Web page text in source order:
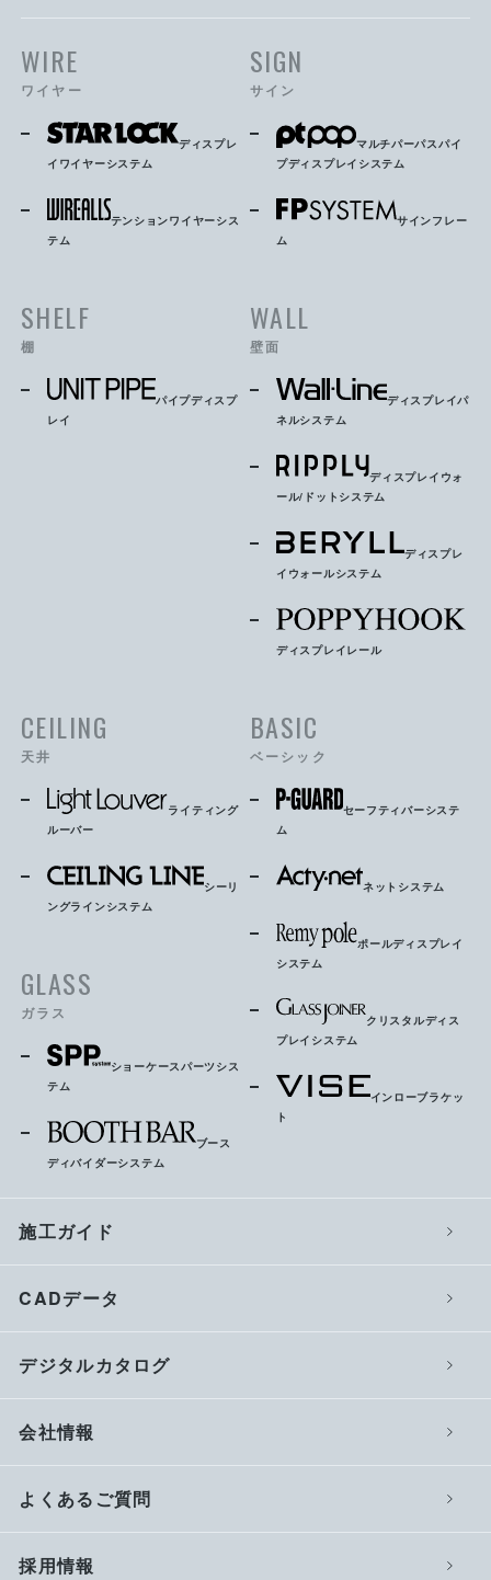
WIRE
ワイヤー
ディスプレ
イワイヤーシステム
テンションワイヤーシス
テム
SIGN
サイン
マルチパーパスパイ
プディスプレイシステム
サインフレー
ム
SHELF
棚
パイプディスプ
レイ
WALL
壁面
ディスプレイパ
ネルシステム
ディスプレイウォ
ール/ドットシステム
ディスプレ
イウォールシステム
ディスプレイレール
CEILING
天井
ライティング
ルーバー
シーリ
ングラインシステム
GLASS
ガラス
ショーケースパーツシス
テム
ブース
ディバイダーシステム
BASIC
ベーシック
セーフティバーシステ
ム
ネットシステム
ポールディスプレイ
システム
クリスタルディス
プレイシステム
インローブラケッ
ト
施工ガイド
CADデータ
デジタルカタログ
会社情報
よくあるご質問
採用情報